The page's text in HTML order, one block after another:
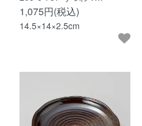
1,075円(税込)
14.5×14×2.5cm